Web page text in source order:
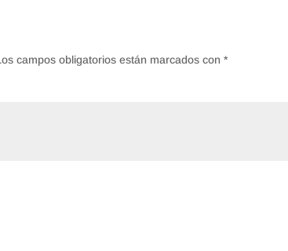
campos obligatorios están marcados con*